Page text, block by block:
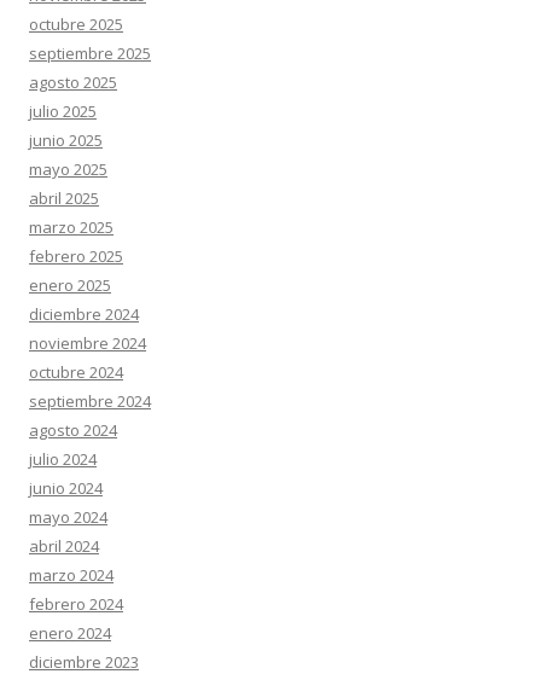
octubre 2025
septiembre 2025
agosto 2025
julio 2025
junio 2025
mayo 2025
abril 2025
marzo 2025
febrero 2025
enero 2025
diciembre 2024
noviembre 2024
octubre 2024
septiembre 2024
agosto 2024
julio 2024
junio 2024
mayo 2024
abril 2024
marzo 2024
febrero 2024
enero 2024
diciembre 2023